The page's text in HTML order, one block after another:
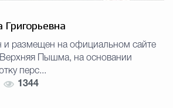
Григорьевна
и размещен на официальном сайте
Верхняя Пышма, на основании
перс...
1344